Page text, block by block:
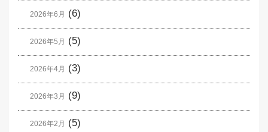
2026年6月 (6)
2026年5月 (5)
2026年4月 (3)
2026年3月 (9)
2026年2月 (5)